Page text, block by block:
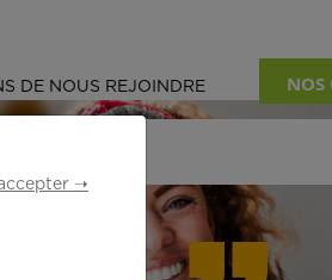
DE NOUS REJOINDRE NOS
➝